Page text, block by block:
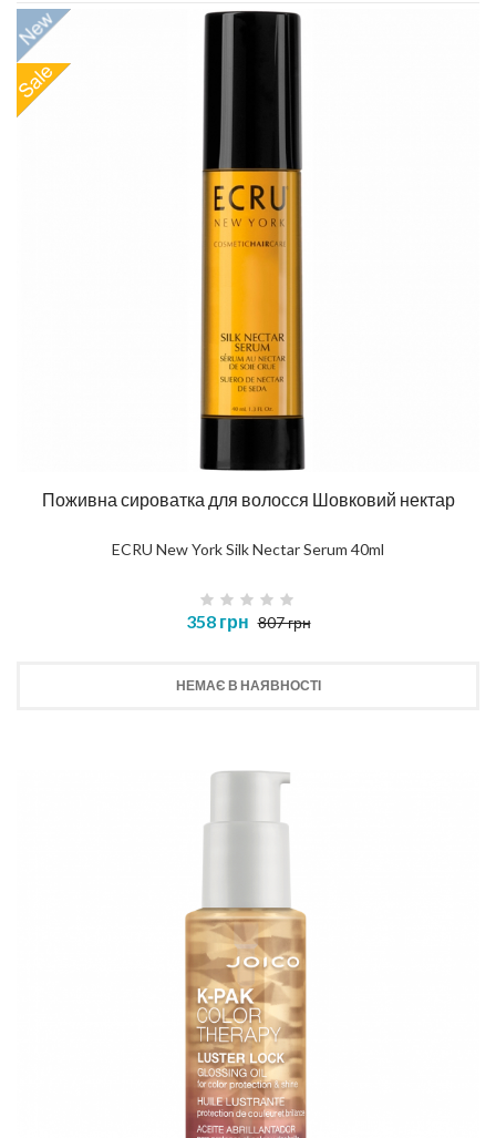
Поживна сироватка для волосся Шовковий нектар
ECRU New York Silk Nectar Serum 40ml
358 грн 807 грн
НЕМАЄ В НАЯВНОСТІ